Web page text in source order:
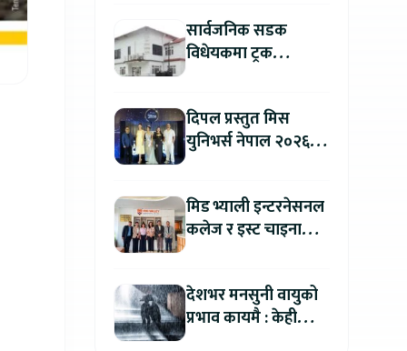
बुकिङ गर्दा विशेष छुट
सार्वजनिक सडक
विधेयकमा ट्रक
जरिवाना संशोधन गर्न
माग
दिपल प्रस्तुत मिस
युनिभर्स नेपाल २०२६
मिड भ्याली इन्टरनेसनल
कलेज र इस्ट चाइना
सहकार्य विस्तार
देशभर मनसुनी वायुको
प्रभाव कायमै : केही